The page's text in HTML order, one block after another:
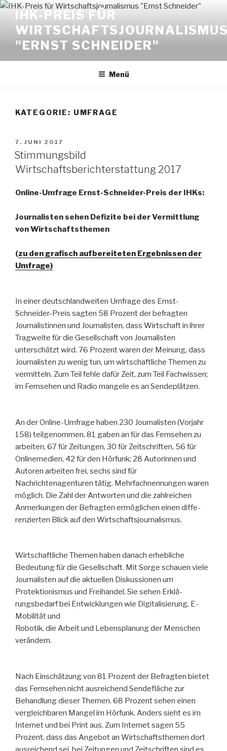
Zum
Inhalt
springen
IHK-PREIS FÜR
"ERNST SCHNEIDER"
Menü
KATEGORIE: UMFRAGE
VERÖFFENTLICHT
AM
7. JUNI 2017
Stimmungsbild
Wirtschaftsberichterstattung 2017
Online-Umfrage Ernst-Schneider-Preis der IHKs:
Journalisten sehen Defizite bei der Vermittlung
von Wirtschaftsthemen
(zu den grafisch aufbereiteten Ergebnissen der
Umfrage)
In einer deutschlandweiten Umfrage des Ernst-
Schneider-Preis sagten 58 Prozent der befragten
Journalistinnen und Journalisten, dass Wirtschaft in ihrer
Tragweite für die Gesellschaft von Journalisten
unterschätzt wird. 76 Prozent waren der Meinung, dass
Journalisten zu wenig tun, um wirtschaftliche Themen zu
vermitteln. Zum Teil fehle dafür Zeit, zum Teil Fachwissen;
im Fernsehen und Radio mangele es an Sendeplätzen.
An der Online-Umfrage haben 230 Journalisten (Vorjahr
158) teilgenommen. 81 gaben an für das Fernsehen zu
arbeiten, 67 für Zeitungen, 30 für Zeitschriften, 56 für
Onlinemedien, 42 für den Hörfunk; 28 Autorinnen und
Autoren arbeiten frei, sechs sind für
Nachrichtenagenturen tätig. Mehrfachnennungen waren
möglich. Die Zahl der Antworten und die zahlreichen
Anmerkungen der Befragten ermöglichen einen diffe-
renzierten Blick auf den Wirtschaftsjournalismus.
Wirtschaftliche Themen haben danach erhebliche
Bedeutung für die Gesellschaft. Mit Sorge schauen viele
Journalisten auf die aktuellen Diskussionen um
Protektionismus und Freihandel. Sie sehen Erklä-
rungsbedarf bei Entwicklungen wie Digitalisierung, E-
Mobilität und
Robotik, die Arbeit und Lebensplanung der Menschen
verändern.
Nach Einschätzung von 81 Prozent der Befragten bietet
das Fernsehen nicht ausreichend Sendefläche zur
Behandlung dieser Themen. 68 Prozent sehen einen
vergleichbaren Mangel im Hörfunk. Anders sieht es im
Internet und bei Print aus. Zum Internet sagen 55
Prozent, dass das Angebot an Wirtschaftsthemen dort